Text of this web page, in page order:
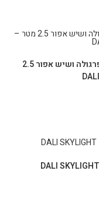
מטבח חוץ מודולרי לגינה ולחצר עם דלת פרגולה ושיש אפור 2.5